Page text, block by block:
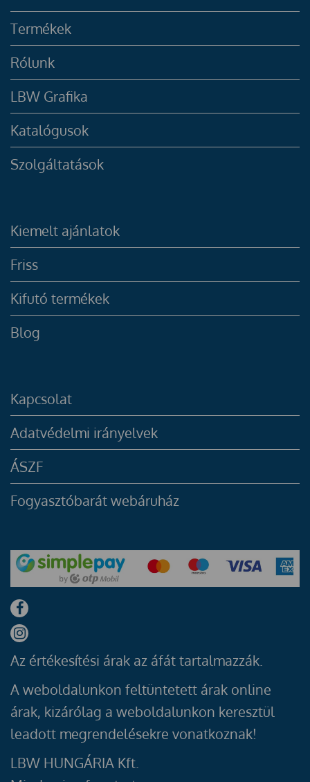
Termékek
Rólunk
LBW Grafika
Katalógusok
Szolgáltatások
Kiemelt ajánlatok
Friss
Kifutó termékek
Blog
Kapcsolat
Adatvédelmi irányelvek
ÁSZF
Fogyasztóbarát webáruház
Az értékesítési árak az áfát tartalmazzák.
A weboldalunkon feltüntetett árak online
árak, kizárólag a weboldalunkon keresztül
leadott megrendelésekre vonatkoznak!
LBW HUNGÁRIA Kft.